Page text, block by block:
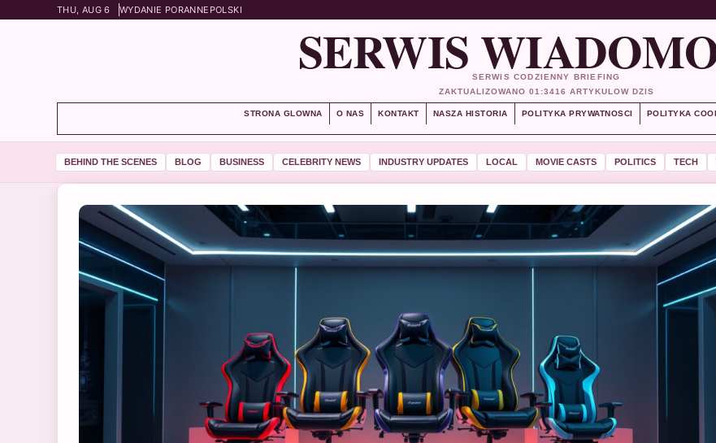
THU, AUG 6 WYDANIE PORANNE POLSKI
SERWISSERWIS CODZIENNY BRIEFING
ZAKTUALIZOWANO 01:3416 ARTYKULOW DZIS
STRONA GLOWNA O NAS KONTAKT NASZA HISTORIA POLITYKA PRYWATNOSCI POLITYKA
BEHIND THE SCENES BLOG BUSINESS CELEBRITY NEWS INDUSTRY UPDATES LOCAL MOVIE CASTS POLITICS TECH